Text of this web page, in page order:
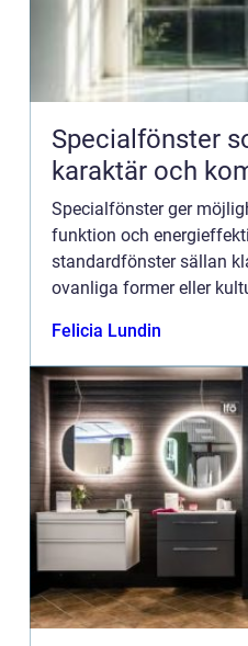
Specialfönster
karaktär och
Specialfönster ger
funktion och
standardfönster sällan
ovanliga former eller
lösni...
Felicia Lundin